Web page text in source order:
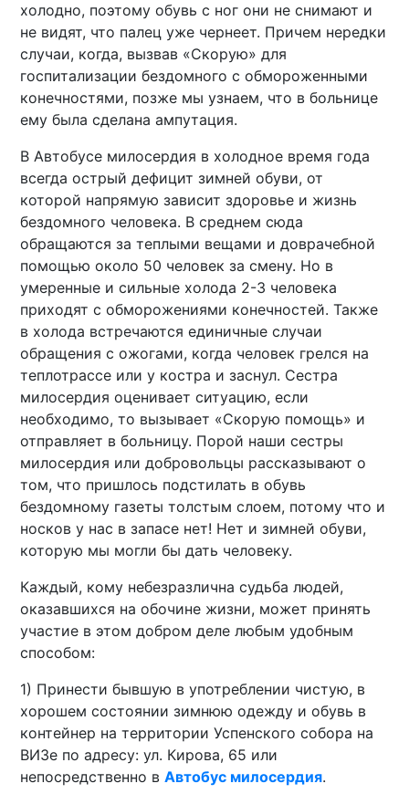
холодно, поэтому обувь с ног они не снимают и
не видят, что палец уже чернеет. Причем нередки
случаи, когда, вызвав «Скорую» для
госпитализации бездомного с обмороженными
конечностями, позже мы узнаем, что в больнице
ему была сделана ампутация.
В Автобусе милосердия в холодное время года
всегда острый дефицит зимней обуви, от
которой напрямую зависит здоровье и жизнь
бездомного человека. В среднем сюда
обращаются за теплыми вещами и доврачебной
помощью около 50 человек за смену. Но в
умеренные и сильные холода 2-3 человека
приходят с обморожениями конечностей. Также
в холода встречаются единичные случаи
обращения с ожогами, когда человек грелся на
теплотрассе или у костра и заснул. Сестра
милосердия оценивает ситуацию, если
необходимо, то вызывает «Скорую помощь» и
отправляет в больницу. Порой наши сестры
милосердия или добровольцы рассказывают о
том, что пришлось подстилать в обувь
бездомному газеты толстым слоем, потому что и
носков у нас в запасе нет! Нет и зимней обуви,
которую мы могли бы дать человеку.
Каждый, кому небезразлична судьба людей,
оказавшихся на обочине жизни, может принять
участие в этом добром деле любым удобным
способом:
1) Принести бывшую в употреблении чистую, в
хорошем состоянии зимнюю одежду и обувь в
контейнер на территории Успенского собора на
ВИЗе по адресу: ул. Кирова, 65 или
непосредственно вАвтобус милосердия.